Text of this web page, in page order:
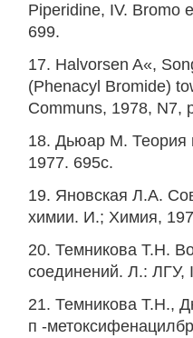
Piperidine, IV. Bromo
699.
17. Halvorsen A«,
(Phenacyl Bromide)
Communs, 1978, N7,
18. Дьюар M.
1977. 695с.
19. Яновская Л.А.
химии. И.; Химия,
20. Темникова Т.Н.
соединений. Л.: ЛГУ,
21. Темникова Т.Н.,
п -